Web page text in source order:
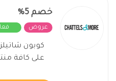
خصم 5%
عروض
على كافة